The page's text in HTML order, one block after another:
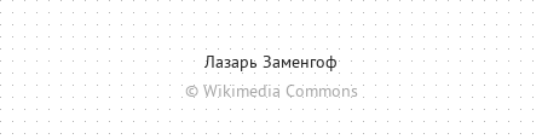
Лазарь Заменгоф
© Wikimedia Commons